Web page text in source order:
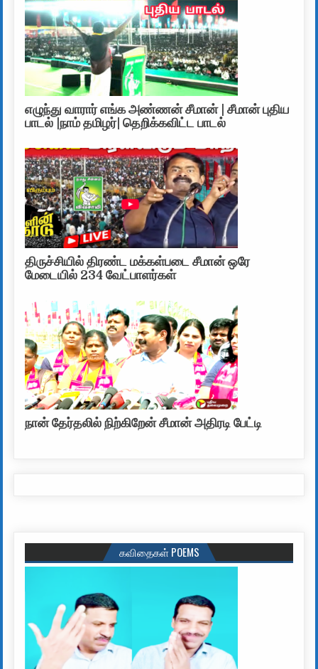
எழுந்து வாரார் எங்க அண்ணன் சீமான் | சீமான் புதிய
பாடல் |நாம் தமிழர்| தெறிக்கவிட்ட பாடல்
திருச்சியில் திரண்ட மக்கள்படை சீமான் ஒரே
மேடையில் 234 வேட்பாளர்கள்
நான் தேர்தலில் நிற்கிறேன் சீமான் அதிரடி பேட்டி
கவிதைகள் POEMS